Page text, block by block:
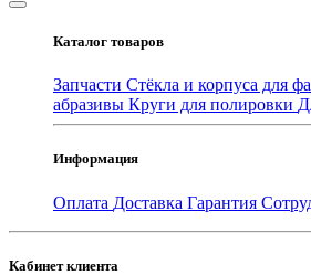
Каталог товаров
Запчасти Стёкла и корпуса для
абразивы Круги для полировки
Информация
Оплата Доставка Гарантия
Кабинет клиента